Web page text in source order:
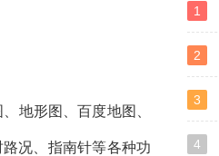
地形图、百度地图、
况、指南针等各种功
1
2
3
4